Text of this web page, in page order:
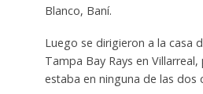
Blanco, Baní.
Luego se dirigieron a la casa
Tampa Bay Rays en
estaba en ninguna de las dos